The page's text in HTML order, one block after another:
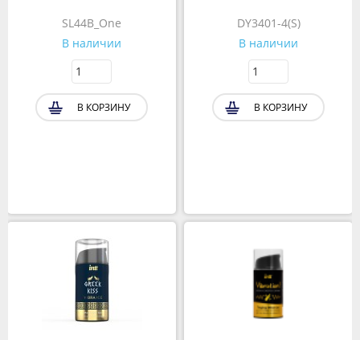
SL44B_One
В наличии
В КОРЗИНУ
DY3401-4(S)
В наличии
В КОРЗИНУ